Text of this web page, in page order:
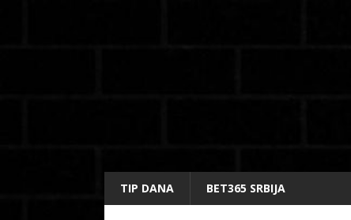
TIP DANA BET365 SRBIJA